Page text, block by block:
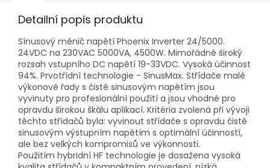
Detailní popis produktu
Sínusový měnič napětí Phoenix Inverter 24/5000.
24VDC na 230VAC 5000VA, 4500W. Mimořádně široký
rozsah vstupního DC napětí 19-33VDC. Vysoká účinnost
94%. Prvotřídní technologie - SinusMax. Střídače malé
výkonové řady s čistě sinusovým napětím jsou
vyvinuty pro profesionální použití a jsou vhodné pro
opravdu širokou škálu aplikací. Kritéria zvolená při vývoji
těchto střídačů byla: vyvinout střídače s opravdu čistě
sinusovým výstupním napětím s optimální účinností,
ale bez velkých kompromisů ve výkonnosti.
Použitím hybridní HF technologie je dosažena vysoká